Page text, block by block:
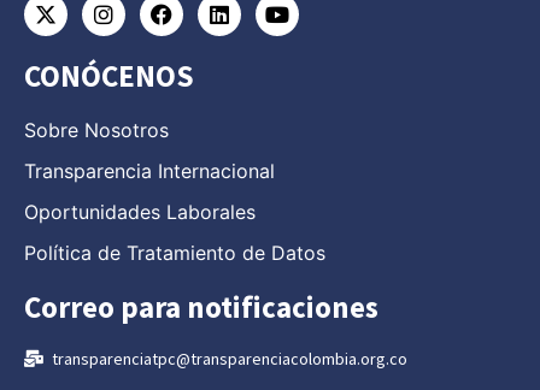
CONÓCENOS
Sobre Nosotros
Transparencia Internacional
Oportunidades Laborales
Política de Tratamiento de Datos
Correo para notificaciones
transparenciatpc@transparenciacolombia.org.co